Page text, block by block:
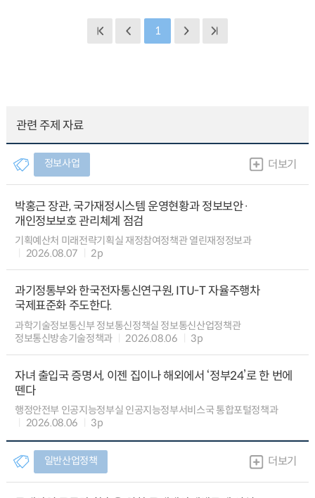
1
관련 주제 자료
정보사업 더보기
박홍근 장관, 국가재정시스템 운영현황과 정보보안·
개인정보보호 관리체계 점검
기획예산처 미래전략기획실 재정참여정책관 열린재정정보과
2026.08.07
2p
과기정통부와 한국전자통신연구원, ITU-T 자율주행차
국제표준화 주도한다.
과학기술정보통신부 정보통신정책실 정보통신산업정책관
정보통신방송기술정책과
2026.08.06 3p
자녀 출입국 증명서, 이젠 집이나 해외에서 ‘정부24’로 한 번에
뗀다
행정안전부 인공지능정부실 인공지능정부서비스국 통합포털정책과
2026.08.06
3p
일반산업정책 더보기